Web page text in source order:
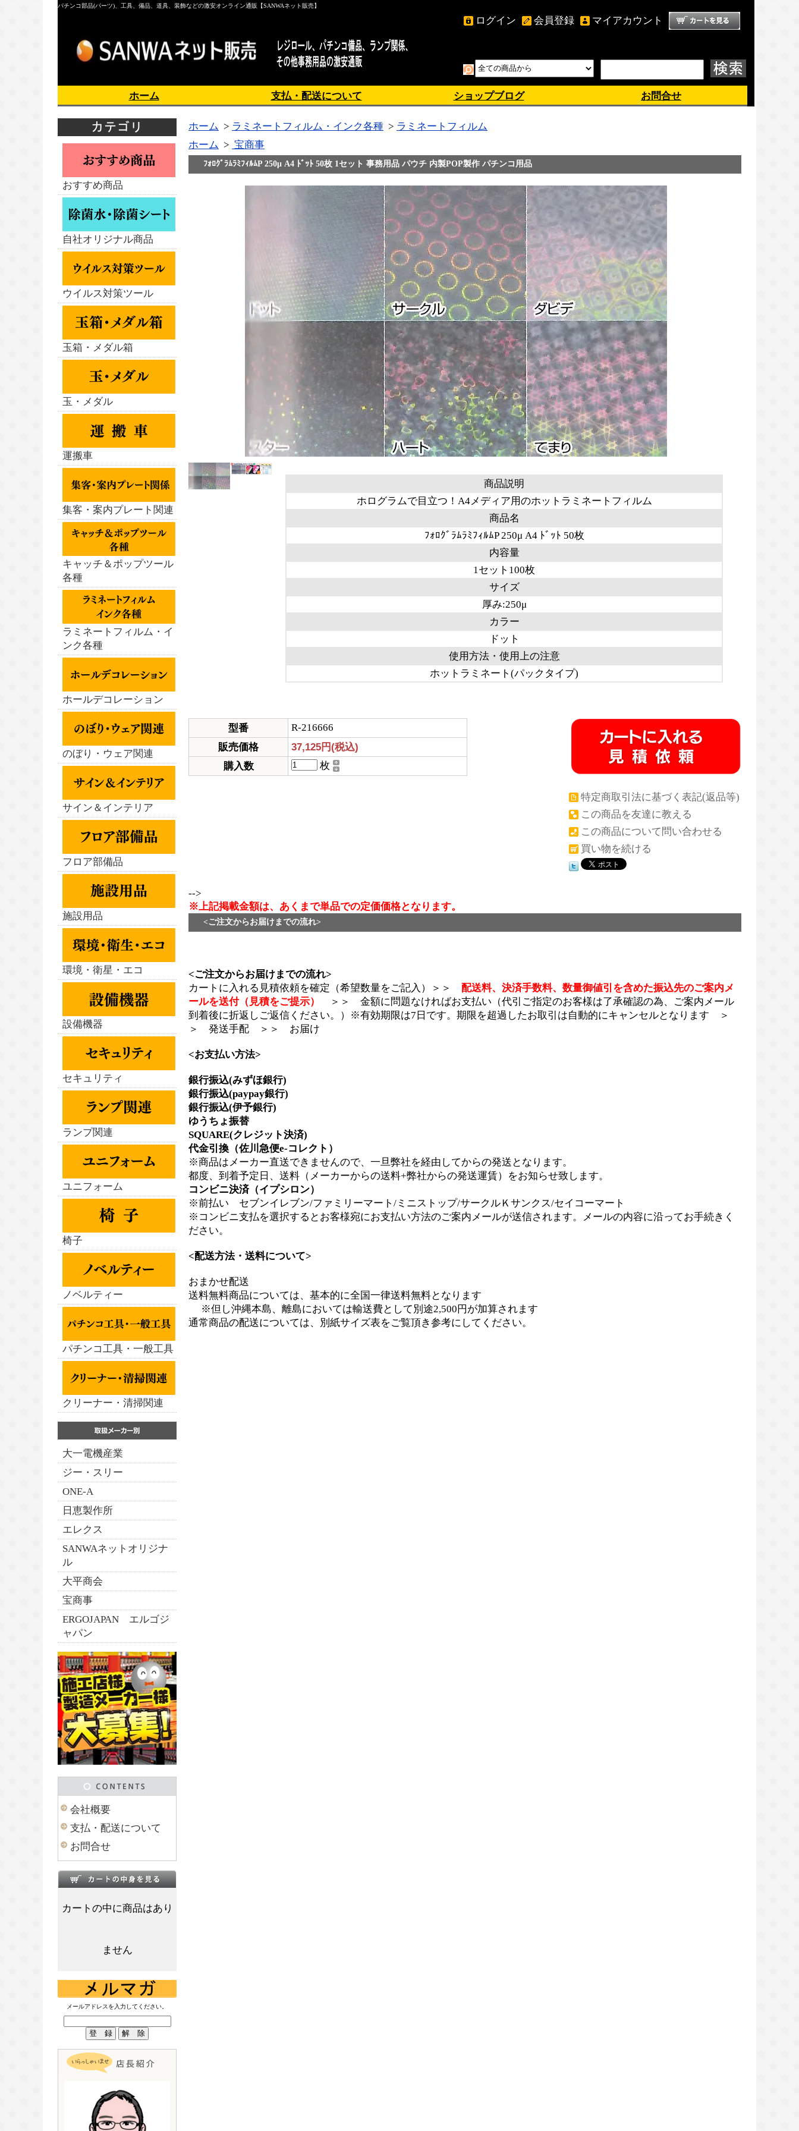
パチンコ部品(パーツ)、工具、備品、道具、装飾などの激安オンライン通販【SANWAネット販売】
マイアカウント
会員登録
ログイン
ホーム 支払・配送について ショップブログ お問合せ
おすすめ商品
自社オリジナル商品
ウイルス対策ツール
玉箱・メダル箱
玉・メダル
運搬車
集客・案内プレート関連
キャッチ＆ポップツール
各種
ラミネートフィルム・イ
ンク各種
ホールデコレーション
のぼり・ウェア関連
サイン＆インテリア
フロア部備品
施設用品
環境・衛星・エコ
設備機器
セキュリティ
ランプ関連
ユニフォーム
椅子
ノベルティー
パチンコ工具・一般工具
クリーナー・清掃関連
大一電機産業
ジー・スリー
ONE-A
日恵製作所
エレクス
SANWAネットオリジナ
ル
大平商会
宝商事
ERGOJAPAN エルゴジ
ャパン
会社概要
支払・配送について
お問合せ
カートの中に商品はあり
ません
メールアドレスを入力してください。
ホーム > ラミネートフィルム・インク各種 > ラミネートフィルム
ホーム > 宝商事
ﾌｫﾛｸﾞﾗﾑﾗﾐﾌｨﾙﾑP 250μ A4 ﾄﾞｯﾄ 50枚 1セット 事務用品 パウチ 内製POP製作 パチンコ用品
商品説明
ホログラムで目立つ！A4メディア用のホットラミネートフィルム
商品名
ﾌｫﾛｸﾞﾗﾑﾗﾐﾌｨﾙﾑP 250μ A4 ﾄﾞｯﾄ 50枚
内容量
1セット100枚
サイズ
厚み:250μ
カラー
ドット
使用方法・使用上の注意
ホットラミネート(パックタイプ)
型番
R-216666
販売価格
37,125円(税込)
購入数
枚
特定商取引法に基づく表記(返品等)
この商品を友達に教える
この商品について問い合わせる
買い物を続ける
-->
※上記掲載金額は、あくまで単品での定価価格となります。
<ご注文からお届けまでの流れ>
<ご注文からお届けまでの流れ>
カートに入れる見積依頼を確定（希望数量をご記入）＞＞ 配送料、決済手数料、数量御値引を含めた振込先のご案内メ
ールを送付（見積をご提示）
＞＞ 金額に問題なければお支払い（代引ご指定のお客様は了承確認の為、ご案内メール
到着後に折返しご返信ください。）※有効期限は7日です。期限を超過したお取引は自動的にキャンセルとなります ＞
＞ 発送手配 ＞＞ お届け
<お支払い方法>
銀行振込(みずほ銀行)
銀行振込(paypay銀行)
銀行振込(伊予銀行)
ゆうちょ振替
SQUARE(クレジット決済)
代金引換（佐川急便e-コレクト）
※商品はメーカー直送できませんので、一旦弊社を経由してからの発送となります。
都度、到着予定日、送料（メーカーからの送料+弊社からの発送運賃）をお知らせ致します。
コンビニ決済（イプシロン）
※前払い セブンイレブン/ファミリーマート/ミニストップ/サークルＫサンクス/セイコーマート
※コンビニ支払を選択するとお客様宛にお支払い方法のご案内メールが送信されます。メールの内容に沿ってお手続きく
ださい。
<配送方法・送料について>
おまかせ配送
送料無料商品については、基本的に全国一律送料無料となります
※但し沖縄本島、離島においては輸送費として別途2,500円が加算されます
通常商品の配送については、別紙サイズ表をご覧頂き参考にしてください。